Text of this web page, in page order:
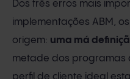
Dos três erros mais
implementações ABM,
origem: uma má
metade dos programas
perfil de cliente ideal